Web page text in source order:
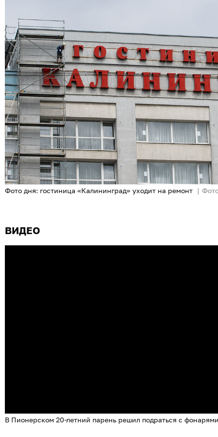
Фото дня: гостиница «Калининград» уходит на ремонт Фото:
ВИДЕО